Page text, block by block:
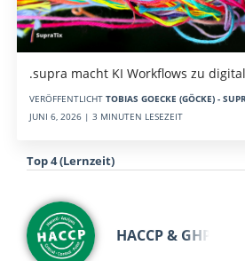
.supra macht KI Workflows zu
VERÖFFENTLICHT TOBIAS GOECKE (GÖCKE) -
JUNI 6, 2026 | 3 MINUTEN LESEZEIT
Top 4 (Lernzeit)
HACCP & GHP